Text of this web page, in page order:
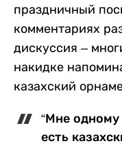
праздничный
комментариях
дискуссия –
накидке
казахский
“Мне
есть